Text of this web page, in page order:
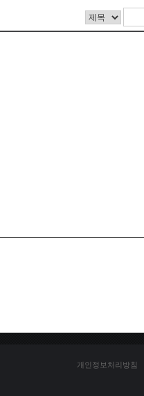
개인정보처리방침